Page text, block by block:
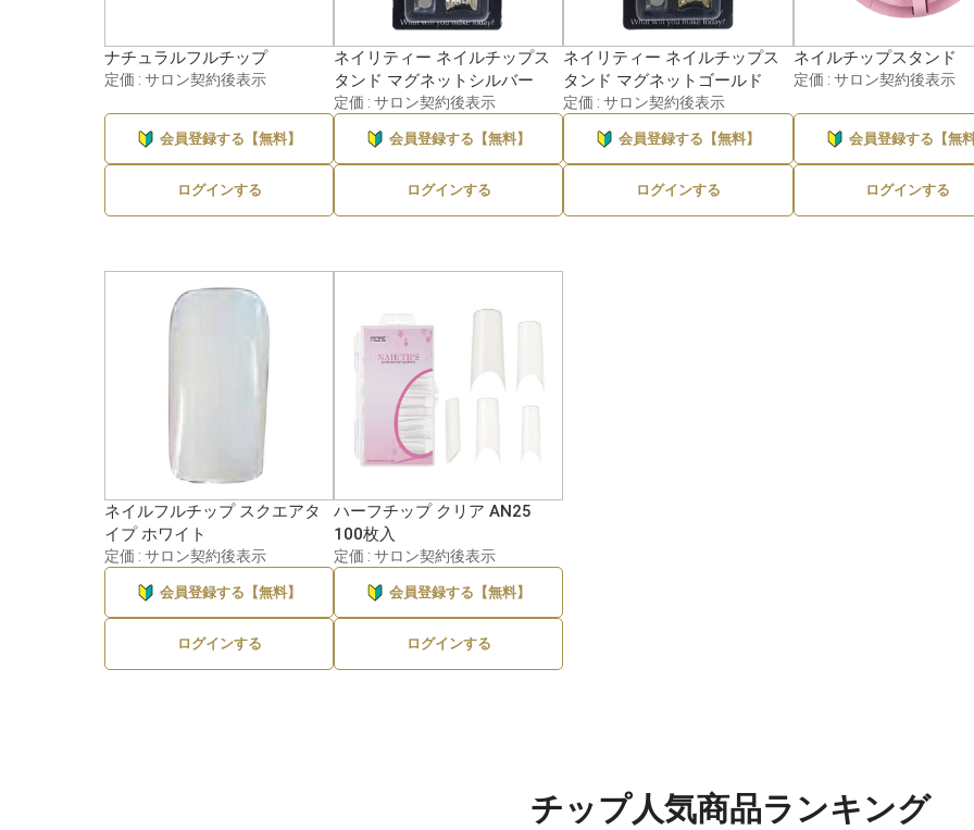
ナチュラルフルチップ
定価 : サロン契約後表示
会員登録する【無料】
ログインする
ネイリティー ネイルチップス
タンド マグネットシルバー
定価 : サロン契約後表示
会員登録する【無料】
ログインする
ネイリティー ネイルチップス
タンド マグネットゴールド
定価 : サロン契約後表示
会員登録する【無料】
ログインする
ネイルチップスタンド
定価 : サロン契約後表示
会員登録する【無
ログインする
ネイルフルチップ スクエアタ
イプ ホワイト
定価 : サロン契約後表示
会員登録する【無料】
ログインする
ハーフチップ クリア AN25
100枚入
定価 : サロン契約後表示
会員登録する【無料】
ログインする
チップ人気商品ランキング